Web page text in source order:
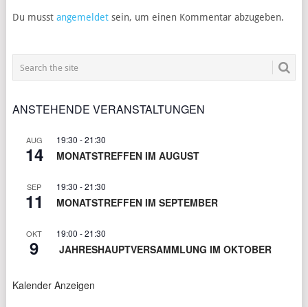
Du musst angemeldetsein, um einen Kommentar abzugeben.
ANSTEHENDE VERANSTALTUNGEN
AUG
14
19:30 -21:30
MONATSTREFFEN IM AUGUST
SEP
11
19:30 -21:30
MONATSTREFFEN IM SEPTEMBER
OKT
9
19:00 -21:30
JAHRESHAUPTVERSAMMLUNG IM OKTOBER
Kalender Anzeigen